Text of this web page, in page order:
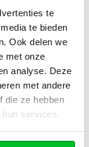
te
te bieden
Ook delen we
met onze
analyse. Deze
met andere
die ze hebben
services.
?
chaleur
du site